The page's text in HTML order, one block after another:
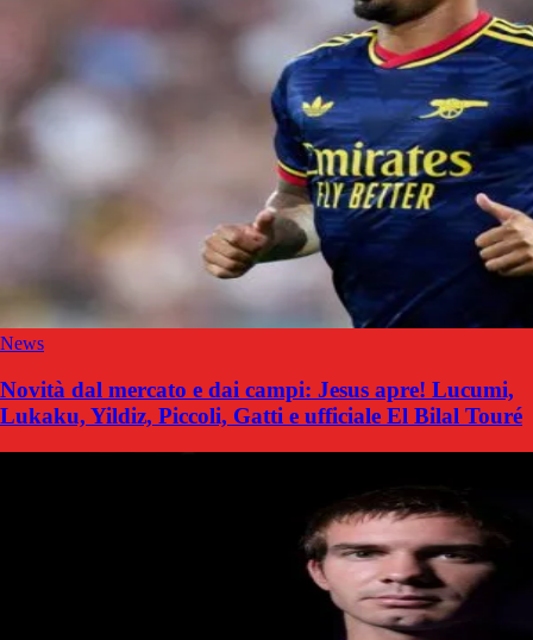
News
Novità dal mercato e dai campi: Jesus apre! Lucumi,
Lukaku, Yildiz, Piccoli, Gatti e ufficiale El Bilal Touré